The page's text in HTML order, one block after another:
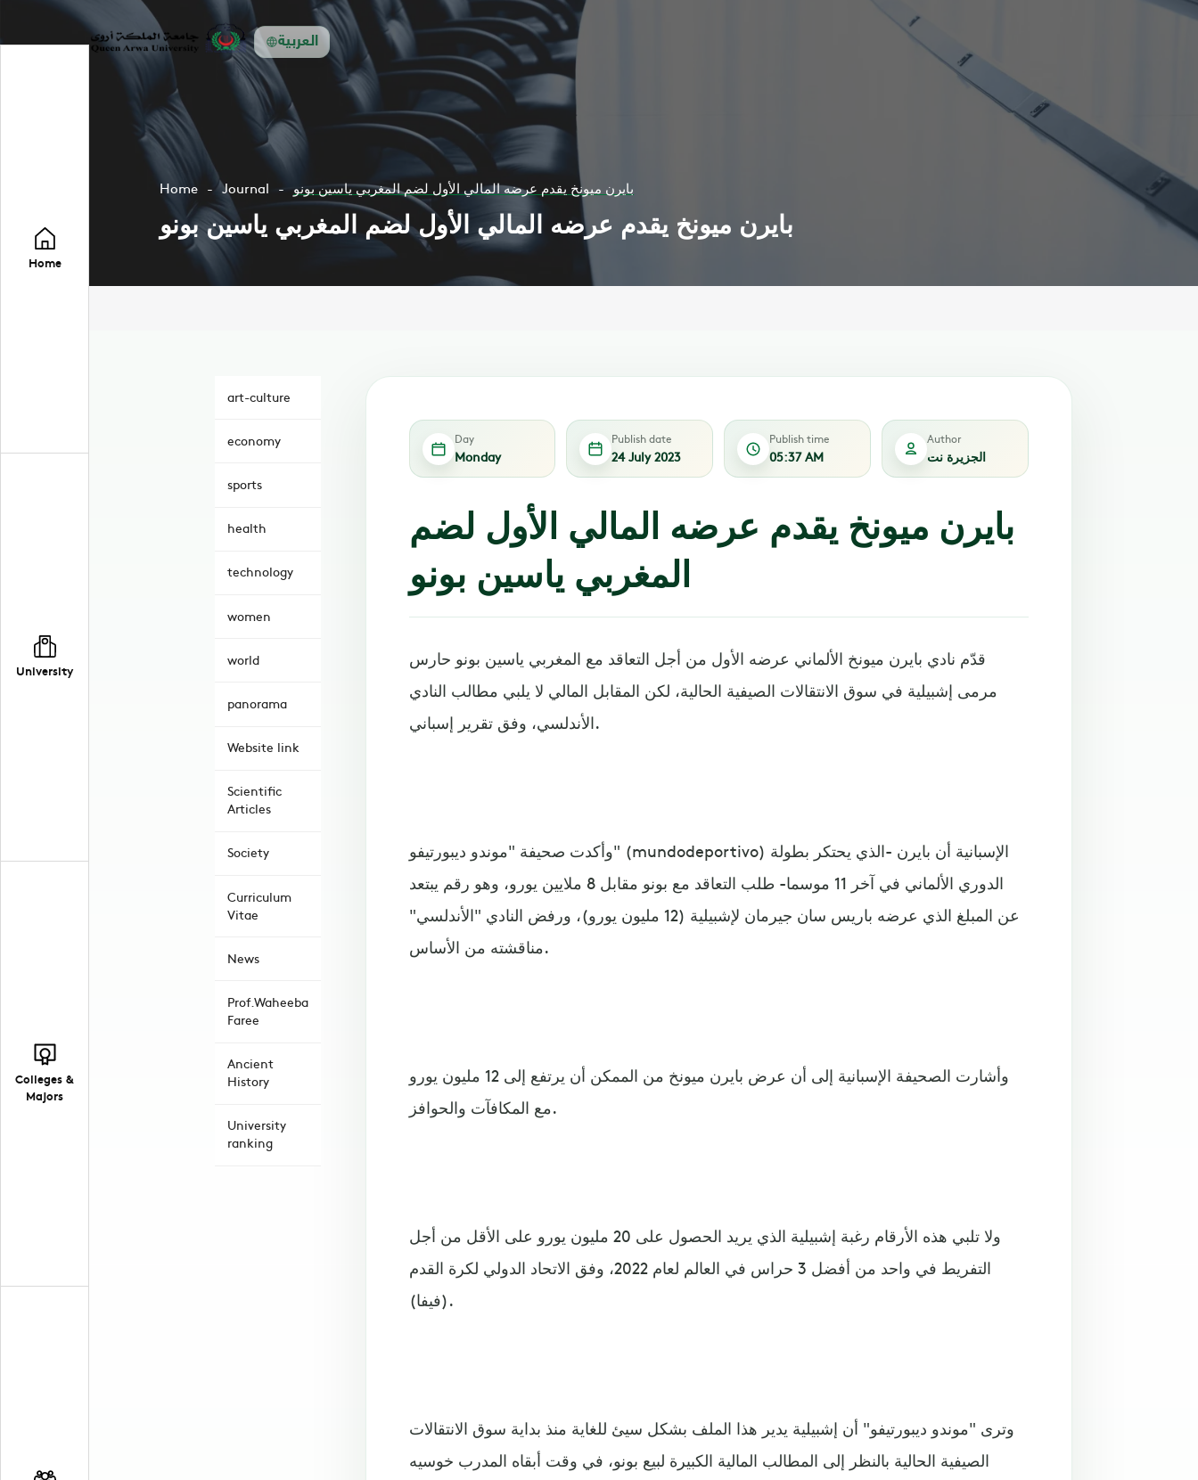
العربية
Home
University
Colleges &
Majors
Home Journal بايرن ميونخ يقدم عرضه المالي الأول لضم المغربي ياسين بونو
بايرن ميونخ يقدم عرضه المالي الأول لضم المغربي ياسين بونو
art-culture
economy
sports
health
technology
women
world
panorama
Website link
Scientific
Articles
Society
Curriculum
Vitae
News
Prof.Waheeba
Faree
Ancient
History
University
ranking
Day
Monday
Publish date
24 July 2023
Publish time
05:37 AM
Author
الجزيرة نت
بايرن ميونخ يقدم عرضه المالي الأول لضم
المغربي ياسين بونو
قدّم نادي بايرن ميونخ الألماني عرضه الأول من أجل التعاقد مع المغربي ياسين بونو حارس
مرمى إشبيلية في سوق الانتقالات الصيفية الحالية، لكن المقابل المالي لا يلبي مطالب النادي
الأندلسي، وفق تقرير إسباني.
وأكدت صحيفة "موندو ديبورتيفو" (mundodeportivo) الإسبانية أن بايرن -الذي يحتكر بطولة
الدوري الألماني في آخر 11 موسما- طلب التعاقد مع بونو مقابل 8 ملايين يورو، وهو رقم يبتعد
عن المبلغ الذي عرضه باريس سان جيرمان لإشبيلية (12 مليون يورو)، ورفض النادي "الأندلسي"
مناقشته من الأساس.
وأشارت الصحيفة الإسبانية إلى أن عرض بايرن ميونخ من الممكن أن يرتفع إلى 12 مليون يورو
مع المكافآت والحوافز.
ولا تلبي هذه الأرقام رغبة إشبيلية الذي يريد الحصول على 20 مليون يورو على الأقل من أجل
التفريط في واحد من أفضل 3 حراس في العالم لعام 2022، وفق الاتحاد الدولي لكرة القدم
(فيفا).
وترى "موندو ديبورتيفو" أن إشبيلية يدير هذا الملف بشكل سيئ للغاية منذ بداية سوق الانتقالات
الصيفية الحالية بالنظر إلى المطالب المالية الكبيرة لبيع بونو، في وقت أبقاه المدرب خوسيه